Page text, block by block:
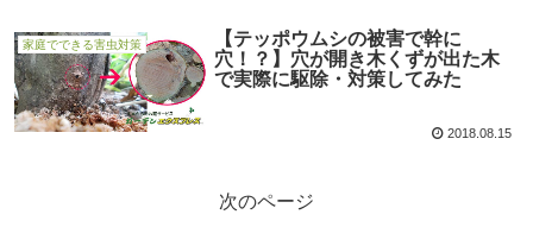
家庭でできる害虫対策
【テッポウムシの被害で幹に
穴！？】穴が開き木くずが出た木
で実際に駆除・対策してみた
2018.08.15
次のページ